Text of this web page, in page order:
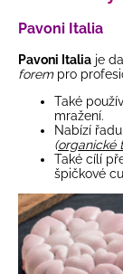
Pavoni Italia
Pavoni Italia je
forempro
Také
mražení.
Nabízí
(organické
Také cílí
špičkové